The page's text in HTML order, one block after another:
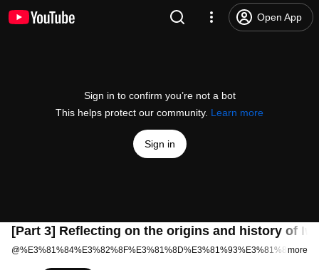
Open App
Sign in to confirm you’re not a bot
This helps protect our community. Learn more
Sign in
[Part 3] Reflecting on the origins and history of
@ more